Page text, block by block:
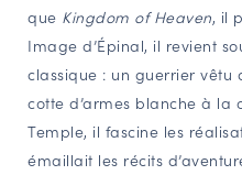
VOUS ÊTES…
Amateurs d’histoire et de
Responsables de structures
Étudiants & chercheurs
que Kingdom of Heaven, il
Image d’Épinal, il revient
classique : un guerrier
cotte d’armes blanche à la
Temple, il fascine les
émaillait les récits